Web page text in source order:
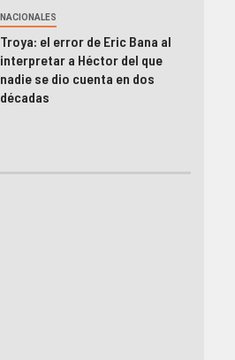
NACIONALES
Troya: el error de Eric Bana al
interpretar a Héctor del que
nadie se dio cuenta en dos
décadas